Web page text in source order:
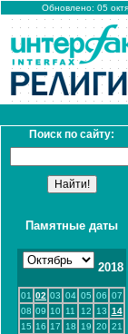
Обновлено: 05
Поиск по сайту:
Памятные даты
2018
01 02 03 04 05 06 07
08 09 10 11 12 13 14
15 16 17 18 19 20 21